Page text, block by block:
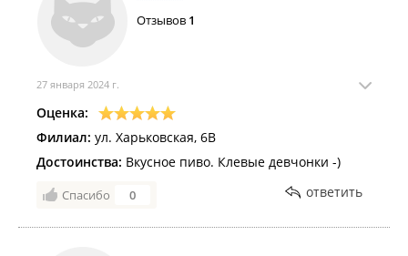
Отзывов 1
27 января 2024 г.
Оценка:
Филиал: ул. Харьковская, 6В
Достоинства: Вкусное пиво. Клевые девчонки -)
Спасибо 0 ответить